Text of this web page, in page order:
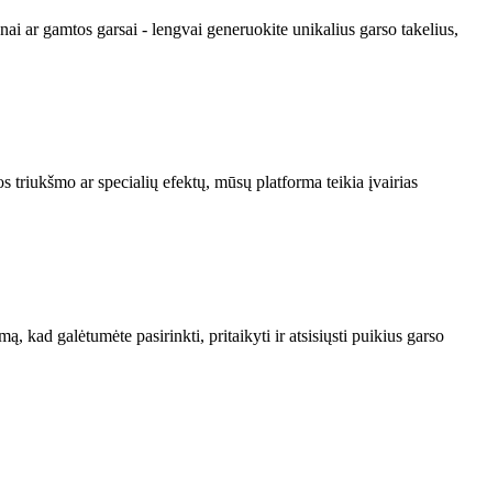
ar gamtos garsai - lengvai generuokite unikalius garso takelius,
triukšmo ar specialių efektų, mūsų platforma teikia įvairias
kad galėtumėte pasirinkti, pritaikyti ir atsisiųsti puikius garso